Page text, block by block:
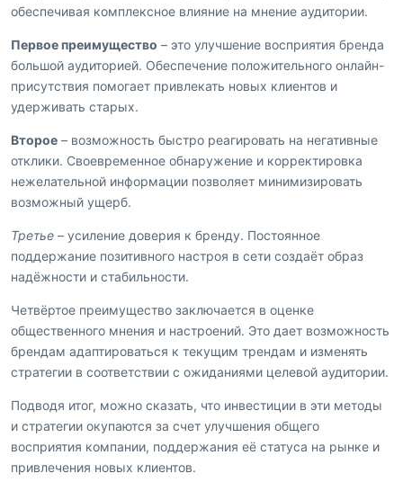
обеспечивая комплексное влияние на мнение аудитории.
Первое преимущество – это улучшение восприятия бренда
большой аудиторией. Обеспечение положительного онлайн-
присутствия помогает привлекать новых клиентов и
удерживать старых.
Второе – возможность быстро реагировать на негативные
отклики. Своевременное обнаружение и корректировка
нежелательной информации позволяет минимизировать
возможный ущерб.
Третье – усиление доверия к бренду. Постоянное
поддержание позитивного настроя в сети создаёт образ
надёжности и стабильности.
Четвёртое преимущество заключается в оценке
общественного мнения и настроений. Это дает возможность
брендам адаптироваться к текущим трендам и изменять
стратегии в соответствии с ожиданиями целевой аудитории.
Подводя итог, можно сказать, что инвестиции в эти методы
и стратегии окупаются за счет улучшения общего
восприятия компании, поддержания её статуса на рынке и
привлечения новых клиентов.